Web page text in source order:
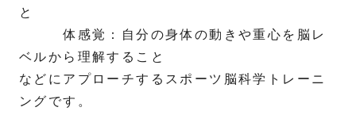
と
体感覚：自分の身体の動きや重心を脳レ
ベルから理解すること
などにアプローチするスポーツ脳科学トレーニ
ングです。